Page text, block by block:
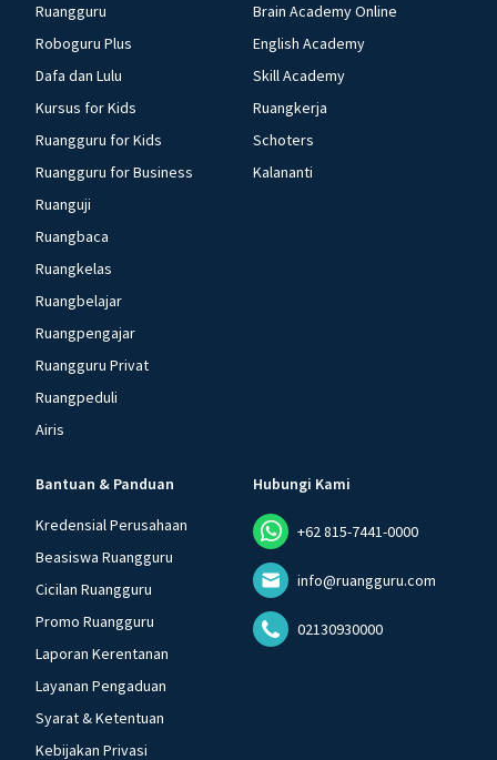
Ruangguru
Roboguru Plus
Dafa dan Lulu
Kursus for Kids
Ruangguru for Kids
Ruangguru for Business
Ruanguji
Ruangbaca
Ruangkelas
Ruangbelajar
Ruangpengajar
Ruangguru Privat
Ruangpeduli
Airis
Brain Academy Online
English Academy
Skill Academy
Ruangkerja
Schoters
Kalananti
Bantuan & Panduan
Kredensial Perusahaan
Beasiswa Ruangguru
Cicilan Ruangguru
Promo Ruangguru
Laporan Kerentanan
Layanan Pengaduan
Syarat & Ketentuan
Kebijakan Privasi
Hubungi Kami
+62 815-7441-0000
info@ruangguru.com
02130930000